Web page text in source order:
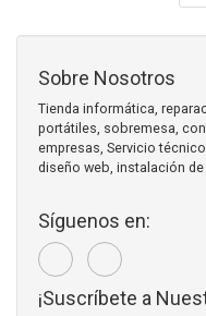
Sobre Nosotros
Tienda informática,
portátiles, sobremesa,
empresas, Servicio
diseño web, instalación de
Síguenos en:
¡Suscríbete a